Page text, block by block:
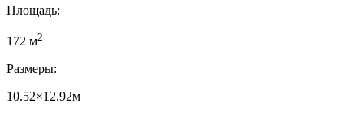
Площадь:
172 м2
Размеры:
10.52×12.92м